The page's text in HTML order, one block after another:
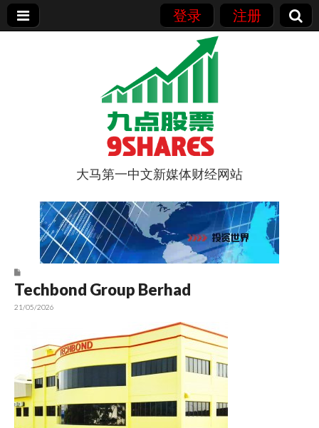
登录 注册
9点股票
大马第一中文新媒体财经网站
Techbond Group Berhad
21/05/2026